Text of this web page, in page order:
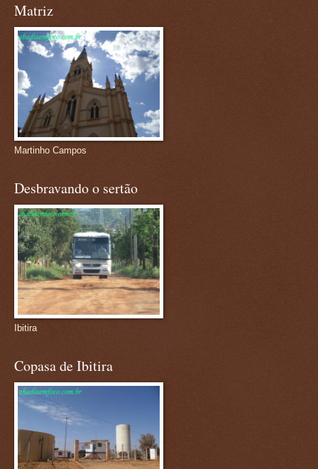
Matriz
Martinho Campos
Desbravando o sertão
Ibitira
Copasa de Ibitira